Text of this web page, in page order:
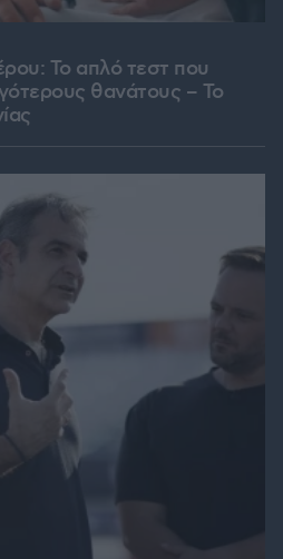
Το απλό τεστ που
θανάτους – Το